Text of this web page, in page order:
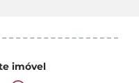
imóvel